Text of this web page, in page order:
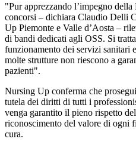
"Pur apprezzando l’impegno
concorsi – dichiara Claudio Delli
Up Piemonte e Valle d’Aosta –
di bandi dedicati agli OSS. Si
funzionamento dei servizi sanitari
molte strutture non riescono a
pazienti".
Nursing Up conferma che
tutela dei diritti di tutti i
venga garantito il pieno rispetto
riconoscimento del valore di ogni
cura.